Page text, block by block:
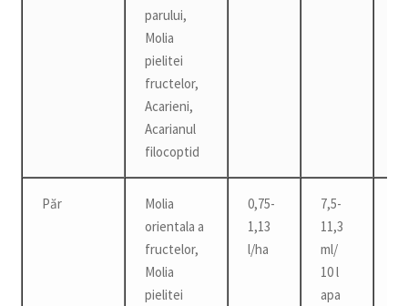
parului,
Molia
pielitei
fructelor,
Acarieni,
Acarianul
filocoptid
Păr
Molia
orientala a
fructelor,
Molia
pielitei
0,75-
1,13
l/ha
7,5-
11,3
ml/
10 l
apa